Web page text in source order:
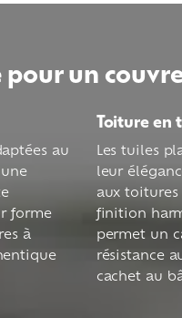
un
au
forme
à
Toiture en
Les tuiles
leur
aux
finition
permet un
résistance
cachet au